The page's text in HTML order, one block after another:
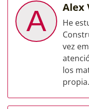
A Alex
He
vez
los